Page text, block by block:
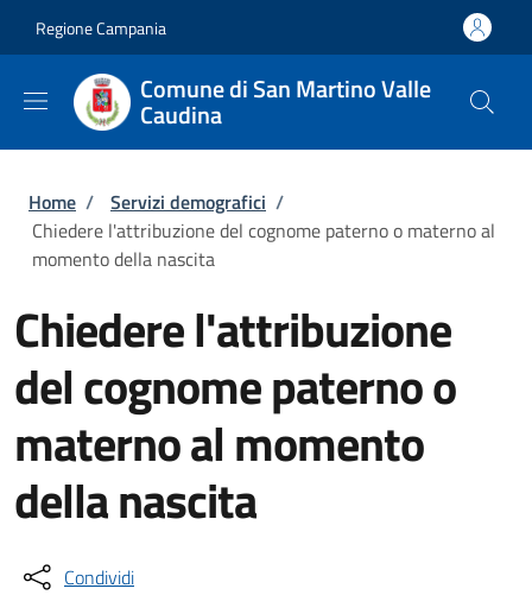
Regione Campania
Comune di San Martino Valle
Caudina
Briciole di pane
Home / Servizi demografici /
Chiedere l'attribuzione del cognome paterno o materno al
momento della nascita
Chiedere l'attribuzione
del cognome paterno o
materno al momento
della nascita
Condividi